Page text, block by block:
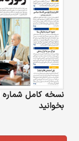
نسخه کامل شماره
بخوانید